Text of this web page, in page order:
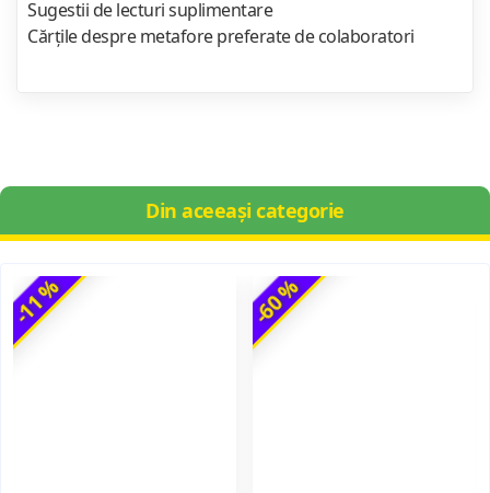
Sugestii de lecturi suplimentare
Cărţile despre metafore preferate de colaboratori
Din aceeași categorie
-11 % -60 %